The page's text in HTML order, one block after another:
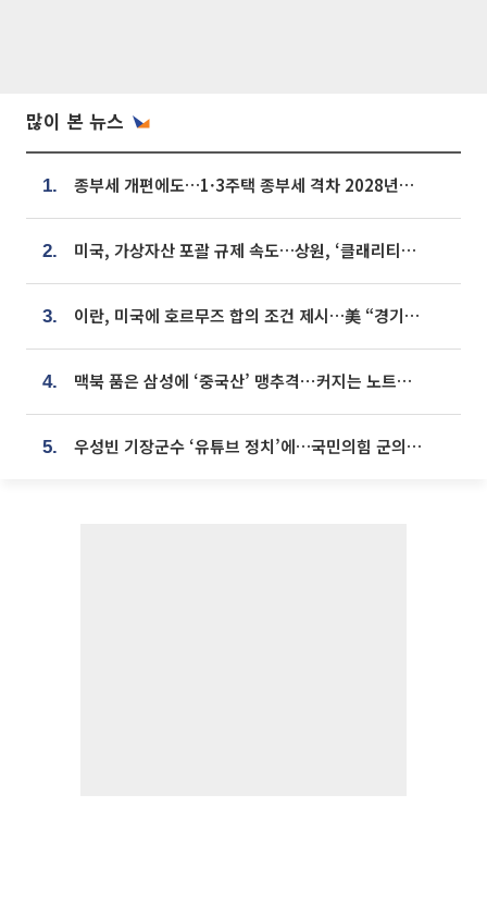
많이 본 뉴스
1. 종부세 개편에도…1·3주택 종부세 격차 2028년부터 확대
2. 미국, 가상자산 포괄 규제 속도…상원, ‘클래리티법’ 9월 절차투표 추진
3. 이란, 미국에 호르무즈 합의 조건 제시…美 “경기 아직 안 끝나” [종합]
4. 맥북 품은 삼성에 ‘중국산’ 맹추격⋯커지는 노트북 OLED 시장
5. 우성빈 기장군수 ‘유튜브 정치’에…국민의힘 군의원들 집단 반발